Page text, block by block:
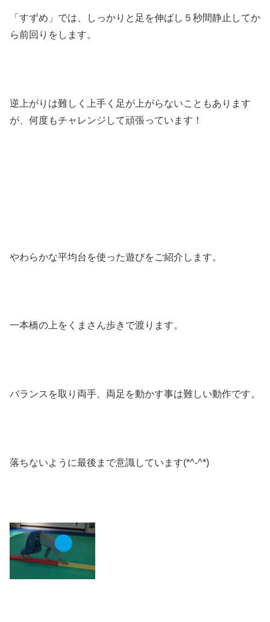
「すずめ」では、しっかりと足を伸ばし５秒間静止してか
ら前回りをします。
逆上がりは難しく上手く足が上がらないこともあります
が、何度もチャレンジして頑張っています！
やわらかな平均台を使った遊びをご紹介します。
一本橋の上をくまさん歩きで渡ります。
バランスを取り両手、両足を動かす事は難しい動作です。
落ちないように最後まで意識しています(*^-^*)